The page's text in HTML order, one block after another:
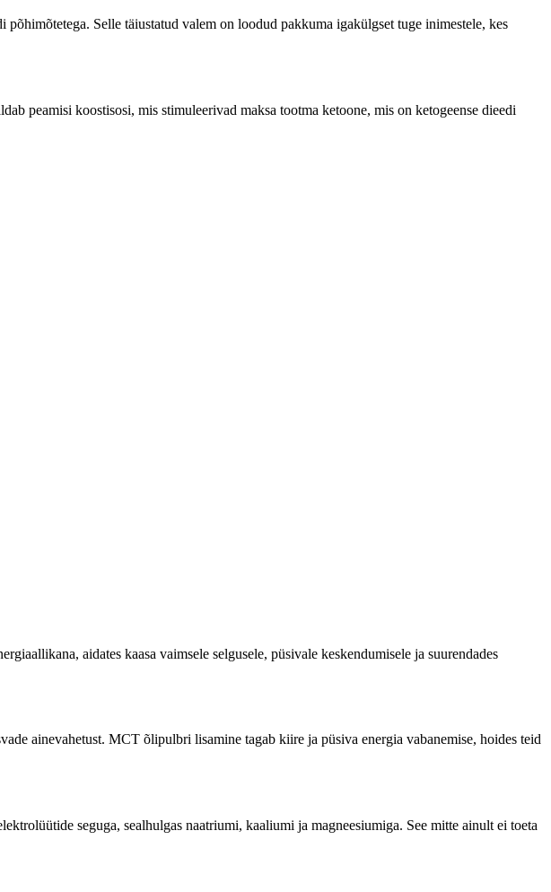
Selle täiustatud valem on loodud pakkuma igakülgset tuge inimestele, kes
peamisi koostisosi, mis stimuleerivad maksa tootma ketoone, mis on ketogeense dieedi
aidates kaasa vaimsele selgusele, püsivale keskendumisele ja suurendades
ainevahetust. MCT õlipulbri lisamine tagab kiire ja püsiva energia vabanemise, hoides teid
seguga, sealhulgas naatriumi, kaaliumi ja magneesiumiga. See mitte ainult ei toeta